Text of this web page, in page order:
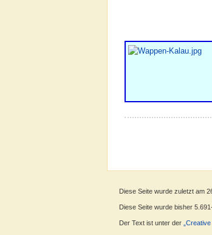
Diese Seite wurde zuletzt am
Diese Seite wurde bisher
Der Text ist unter der